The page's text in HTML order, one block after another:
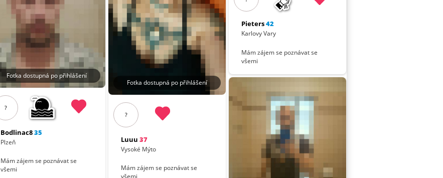
Fotka dostupná po přihlášení
?
Bodlinac835
Plzeň
Mám zájem se poznávat se
všemi
Fotka dostupná po přihlášení
?
Luuu 37
Vysoké Mýto
Mám zájem se poznávat se
Pieters42
Karlovy Vary
Mám zájem se poznávat se
všemi